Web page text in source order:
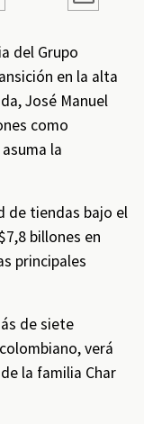
del Grupo
en la alta
José Manuel
como
la
de tiendas bajo el
billones en
principales
de siete
verá
la familia Char